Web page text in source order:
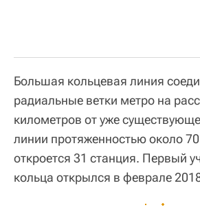
Большая кольцевая линия
радиальные ветки метро на
километров от уже
линии протяженностью около
откроется 31 станция. Первый
кольца открылся в феврале